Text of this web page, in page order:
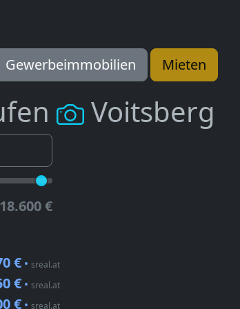
Gewerbeimmobilien Mieten
Voitsberg
€
€ • sreal.at
€ • sreal.at
€ • sreal.at